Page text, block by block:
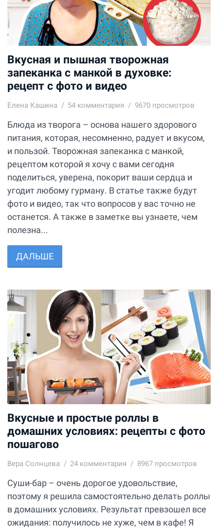
Вкусная и пышная творожная
запеканка с манкой в духовке:
рецепт с фото и видео
Елена Кашина 54 комментария 9670 просмотров
Блюда из творога – основа нашего здорового
питания, которая, несомненно, радует и вкусом,
и пользой. Творожная запеканка с манкой,
рецептом которой я хочу с вами сегодня
поделиться, уверена, покорит ваши сердца и
угодит любому гурману. В статье также будут
фото и видео, так что вопросов у вас точно не
останется. А также в заметке вы узнаете, чем
полезна...
ДАЛЬШЕ
Вкусные и простые роллы в
домашних условиях: рецепты с фото
пошагово
Вера Солнцева 24 комментария 8967 просмотров
Суши-бар – очень дорогое удовольствие,
поэтому я решила самостоятельно делать роллы
в домашних условиях. Результат превзошел все
ожидания: получилось не хуже, чем в кафе! Я